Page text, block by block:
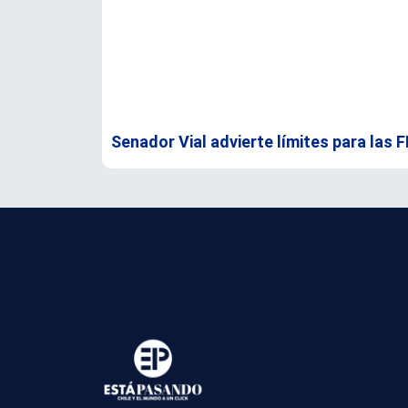
Senador Vial advierte límites para las